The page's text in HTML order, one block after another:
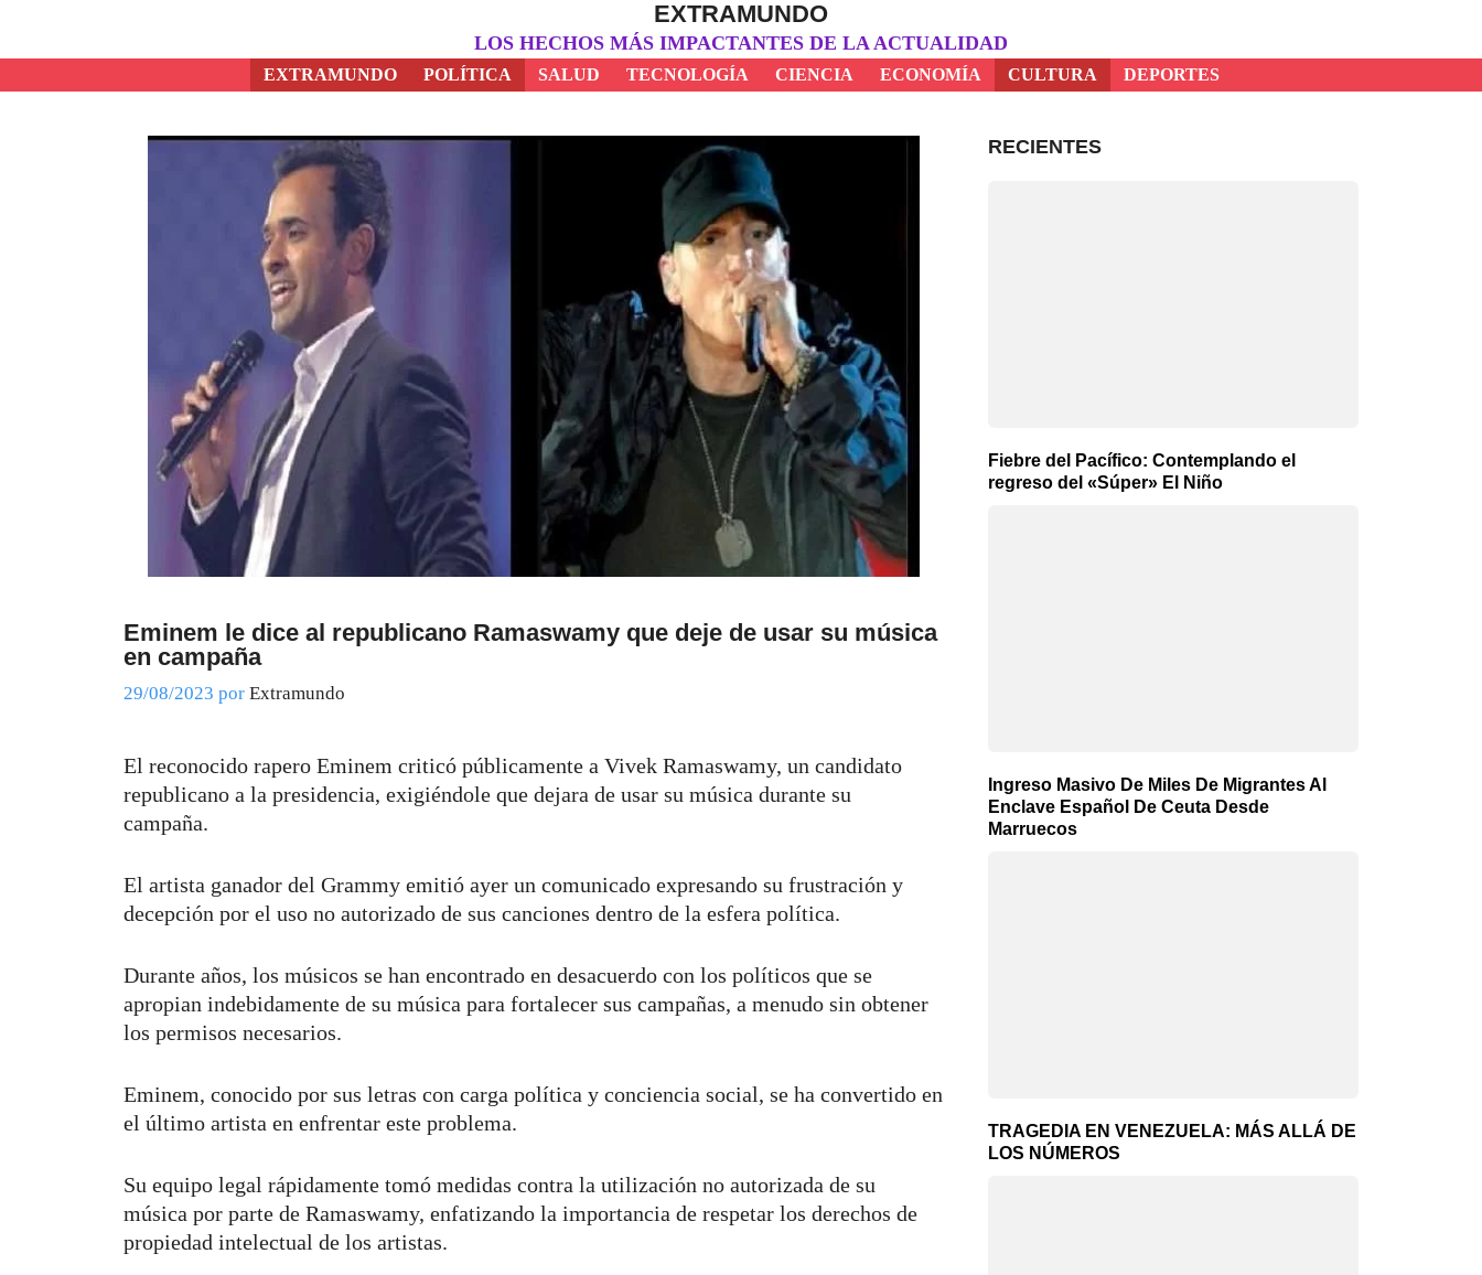
EXTRAMUNDO
LOS HECHOS MÁS IMPACTANTES DE LA ACTUALIDAD
EXTRAMUNDO POLÍTICA SALUD TECNOLOGÍA CIENCIA ECONOMÍA CULTURA DEPORTES
Eminem le dice al republicano Ramaswamy que deje de usar su música
en campaña
29/08/2023 por Extramundo
El reconocido rapero Eminem criticó públicamente a Vivek Ramaswamy, un candidato
republicano a la presidencia, exigiéndole que dejara de usar su música durante su
campaña.
El artista ganador del Grammy emitió ayer un comunicado expresando su frustración y
decepción por el uso no autorizado de sus canciones dentro de la esfera política.
Durante años, los músicos se han encontrado en desacuerdo con los políticos que se
apropian indebidamente de su música para fortalecer sus campañas, a menudo sin obtener
los permisos necesarios.
Eminem, conocido por sus letras con carga política y conciencia social, se ha convertido en
el último artista en enfrentar este problema.
Su equipo legal rápidamente tomó medidas contra la utilización no autorizada de su
música por parte de Ramaswamy, enfatizando la importancia de respetar los derechos de
propiedad intelectual de los artistas.
RECIENTES
Fiebre del Pacífico: Contemplando el
regreso del «Súper» El Niño
Ingreso Masivo De Miles De Migrantes Al
Enclave Español De Ceuta Desde
Marruecos
TRAGEDIA EN VENEZUELA: MÁS ALLÁ DE
LOS NÚMEROS